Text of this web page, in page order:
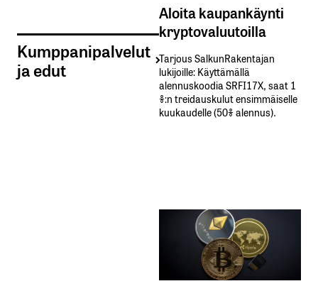
Kumppanipalvelut
ja edut
Aloita kaupankäynti
kryptovaluutoilla
Tarjous SalkunRakentajan
lukijoille: Käyttämällä​ ​
alennuskoodia​ ​SRFI17X,​ ​saat​ ​1
%:n treidauskulut​ ​ensimmäiselle​ ​
kuukaudelle​ ​(50%​ ​alennus).